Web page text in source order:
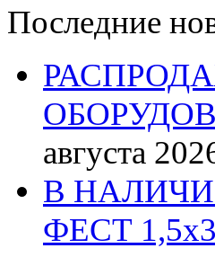
Последние
августа
В НАЛИЧИИ!
ФЕСТ